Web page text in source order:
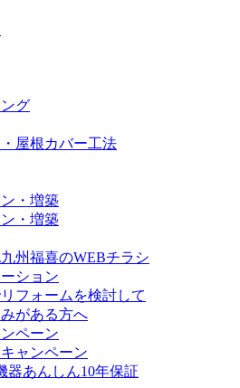
グ
屋根カバー工法
・増築
・増築
州福喜のWEBチラシ
ション
フォームを検討して
がある方へ
ペーン
ャンペーン
器あんしん10年保証